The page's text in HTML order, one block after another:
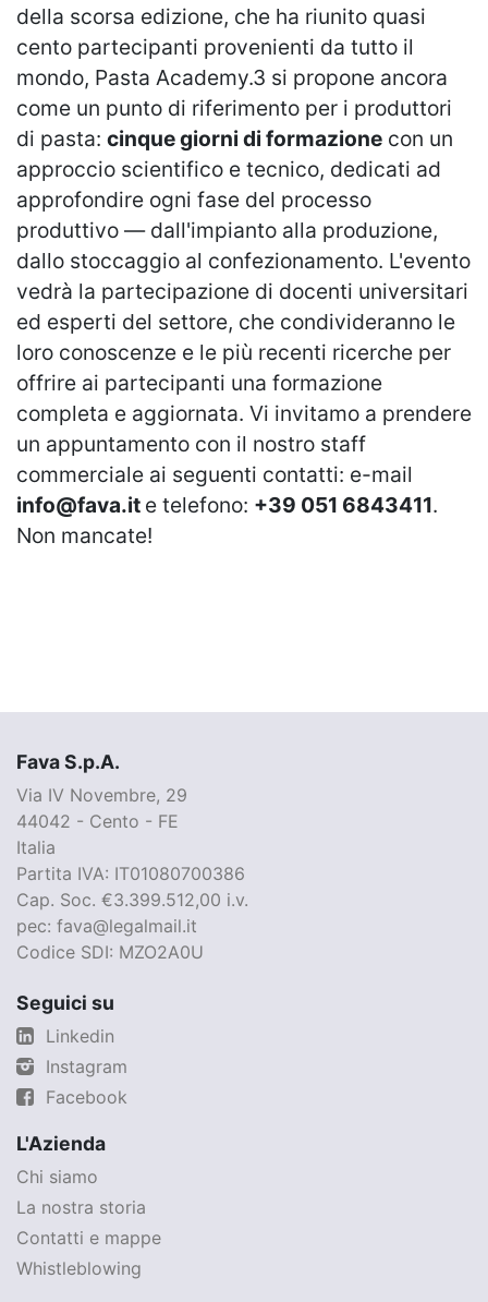
della scorsa edizione, che ha riunito quasi
cento partecipanti provenienti da tutto il
mondo, Pasta Academy.3 si propone ancora
come un punto di riferimento per i produttori
di pasta: cinque giorni di formazione con un
approccio scientifico e tecnico, dedicati ad
approfondire ogni fase del processo
produttivo — dall'impianto alla produzione,
dallo stoccaggio al confezionamento. L'evento
vedrà la partecipazione di docenti universitari
ed esperti del settore, che condivideranno le
loro conoscenze e le più recenti ricerche per
offrire ai partecipanti una formazione
completa e aggiornata. Vi invitamo a prendere
un appuntamento con il nostro staff
commerciale ai seguenti contatti: e-mail
info@fava.it e telefono: +39 051 6843411.
Non mancate!
Fava S.p.A.
Via IV Novembre, 29
44042 - Cento - FE
Italia
Partita IVA: IT01080700386
Cap. Soc. €3.399.512,00 i.v.
pec: fava@legalmail.it
Codice SDI: MZO2A0U
Seguici su
Linkedin
Instagram
Facebook
L'Azienda
Chi siamo
La nostra storia
Contatti e mappe
Whistleblowing